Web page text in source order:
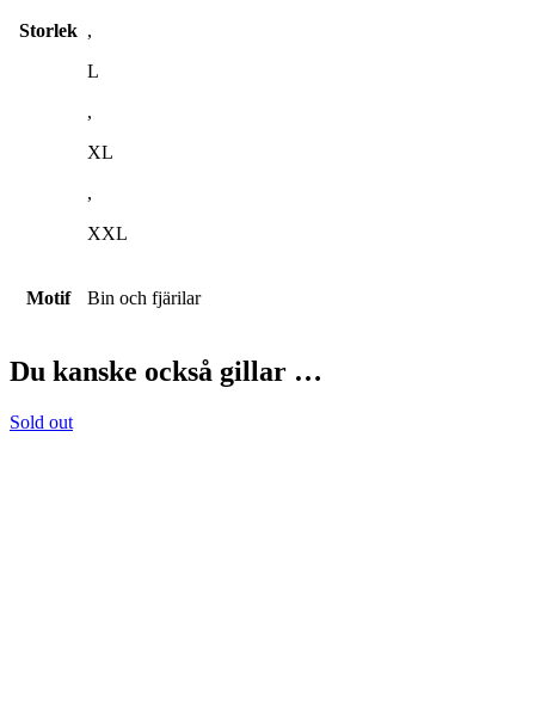
Storlek ,
L
,
XL
,
XXL
Motif Bin och fjärilar
Du kanske också gillar …
Sold out